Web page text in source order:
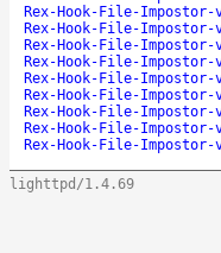
Rex-Hook-File-
Rex-Hook-File-
Rex-Hook-File-
Rex-Hook-File-Impostor-
Rex-Hook-File-Impostor-
Rex-Hook-File-
Rex-Hook-File-Impostor-
Rex-Hook-File-Impostor-
Rex-Hook-File-
lighttpd/1.4.69